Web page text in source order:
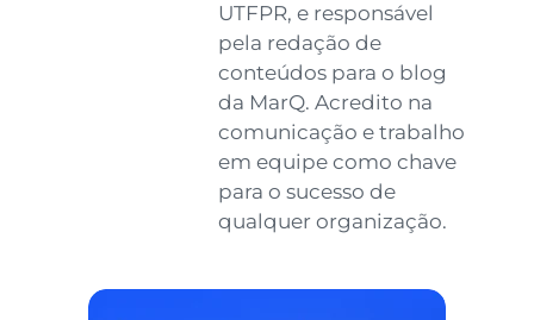
UTFPR, e responsável
pela redação de
conteúdos para o blog
da MarQ. Acredito na
comunicação e trabalho
em equipe como chave
para o sucesso de
qualquer organização.